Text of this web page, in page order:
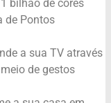
bilhão de cores
de Pontos
a sua TV através
de gestos